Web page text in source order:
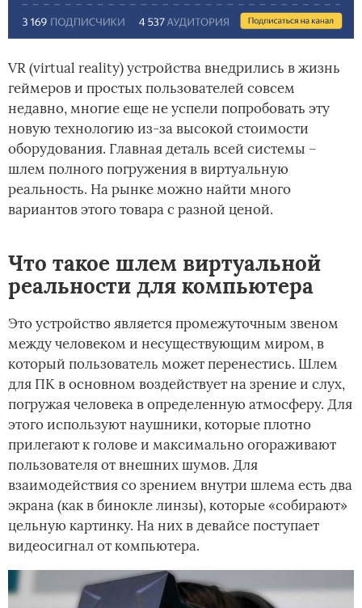
VR (virtual reality) устройства внедрились в жизнь
геймеров и простых пользователей совсем
недавно, многие еще не успели попробовать эту
новую технологию из-за высокой стоимости
оборудования. Главная деталь всей системы –
шлем полного погружения в виртуальную
реальность. На рынке можно найти много
вариантов этого товара с разной ценой.
Что такое шлем виртуальной
реальности для компьютера
Это устройство является промежуточным звеном
между человеком и несуществующим миром, в
который пользователь может перенестись. Шлем
для ПК в основном воздействует на зрение и слух,
погружая человека в определенную атмосферу. Для
этого используют наушники, которые плотно
прилегают к голове и максимально огораживают
пользователя от внешних шумов. Для
взаимодействия со зрением внутри шлема есть два
экрана (как в бинокле линзы), которые «собирают»
цельную картинку. На них в девайсе поступает
видеосигнал от компьютера.